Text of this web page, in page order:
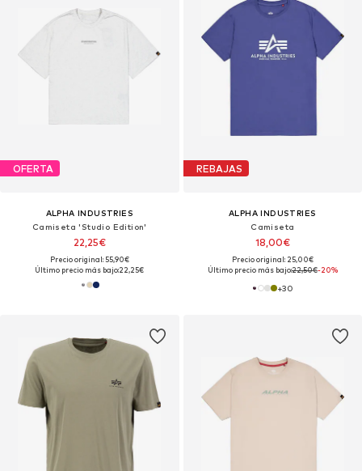
OFERTA
ALPHA INDUSTRIES
Camiseta 'Studio Edition'
22,25€
Precio original: 55,90€
Último precio más bajo:22,25€
REBAJAS
ALPHA INDUSTRIES
Camiseta
18,00€
Precio original: 25,00€
Último precio más bajo:22,50€-20%
+30